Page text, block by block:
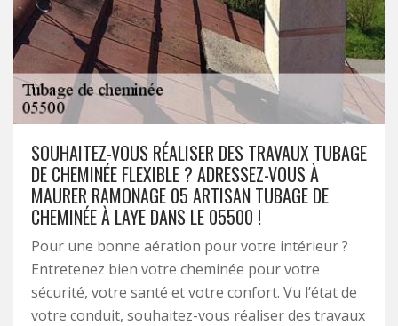
SOUHAITEZ-VOUS RÉALISER DES TRAVAUX TUBAGE
DE CHEMINÉE FLEXIBLE ? ADRESSEZ-VOUS À
MAURER RAMONAGE 05 ARTISAN TUBAGE DE
CHEMINÉE À LAYE DANS LE 05500 !
Pour une bonne aération pour votre intérieur ?
Entretenez bien votre cheminée pour votre
sécurité, votre santé et votre confort. Vu l’état de
votre conduit, souhaitez-vous réaliser des travaux